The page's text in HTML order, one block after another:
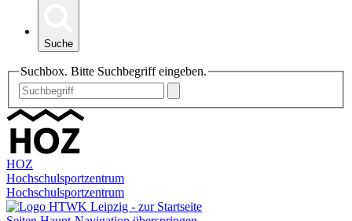
Suche
Suchbox. Bitte Suchbegriff eingeben.
HOZ
Hochschulsportzentrum
Hochschulsportzentrum